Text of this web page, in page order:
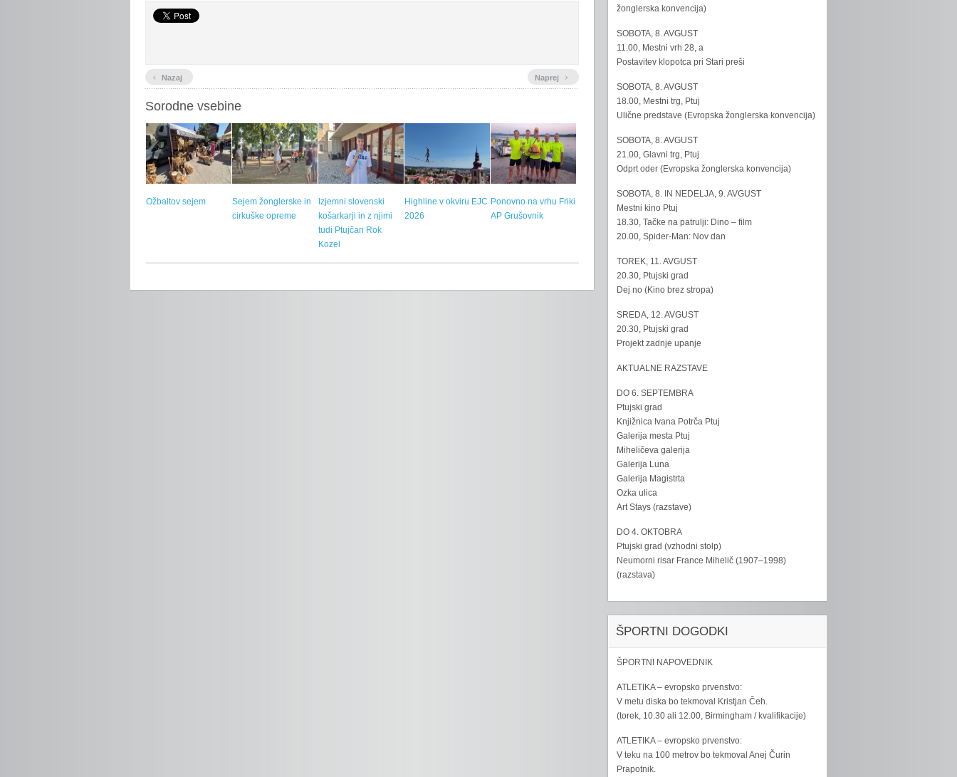
‹ Nazaj Naprej ›
Sorodne vsebine
Ožbaltov sejem
Sejem žonglerske in
cirkuške opreme
Izjemni slovenski
košarkarji in z njimi
tudi Ptujčan Rok
Kozel
Highline v okviru EJC
2026
Ponovno na vrhu Friki
AP Grušovnik
žonglerska konvencija)
SOBOTA, 8. AVGUST
11.00, Mestni vrh 28, a
Postavitev klopotca pri Stari preši
SOBOTA, 8. AVGUST
18.00, Mestni trg, Ptuj
Ulične predstave (Evropska žonglerska konvencija)
SOBOTA, 8. AVGUST
21.00, Glavni trg, Ptuj
Odprt oder (Evropska žonglerska konvencija)
SOBOTA, 8. IN NEDELJA, 9. AVGUST
Mestni kino Ptuj
18.30, Tačke na patrulji: Dino – film
20.00, Spider-Man: Nov dan
TOREK, 11. AVGUST
20.30, Ptujski grad
Dej no (Kino brez stropa)
SREDA, 12. AVGUST
20.30, Ptujski grad
Projekt zadnje upanje
AKTUALNE RAZSTAVE
DO 6. SEPTEMBRA
Ptujski grad
Knjižnica Ivana Potrča Ptuj
Galerija mesta Ptuj
Miheličeva galerija
Galerija Luna
Galerija Magistrta
Ozka ulica
Art Stays (razstave)
DO 4. OKTOBRA
Ptujski grad (vzhodni stolp)
Neumorni risar France Mihelič (1907–1998)
(razstava)
ŠPORTNI DOGODKI
ŠPORTNI NAPOVEDNIK
ATLETIKA – evropsko prvenstvo:
V metu diska bo tekmoval Kristjan Čeh.
(torek, 10.30 ali 12.00, Birmingham / kvalifikacije)
ATLETIKA – evropsko prvenstvo:
V teku na 100 metrov bo tekmoval Anej Čurin
Prapotnik.